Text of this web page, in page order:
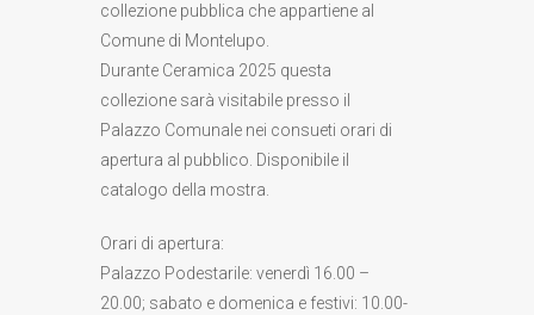
collezione pubblica che appartiene al
Comune di Montelupo.
Durante Ceramica 2025 questa
collezione sarà visitabile presso il
Palazzo Comunale nei consueti orari di
apertura al pubblico. Disponibile il
catalogo della mostra.
Orari di apertura:
Palazzo Podestarile: venerdì 16.00 –
20.00; sabato e domenica e festivi: 10.00-